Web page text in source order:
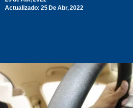
Actualizado: 25 De Abr, 2022